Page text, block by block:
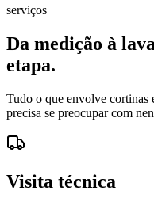
serviços
Da medição à
etapa.
Tudo o que envolve cortinas
precisa se preocupar com
Visita técnica